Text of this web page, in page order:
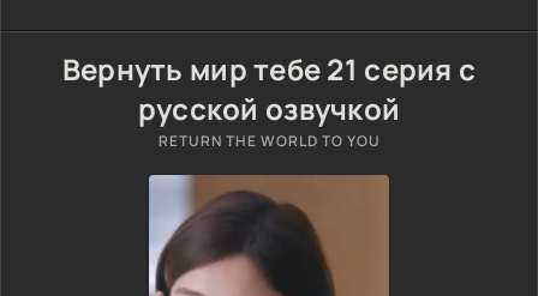
Вернуть мир тебе 21 серия с
русской озвучкой
RETURN THE WORLD TO YOU